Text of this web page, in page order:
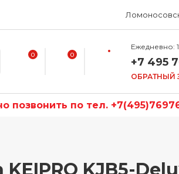
0 0
Ежедневно:
+7 495
ОБРАТНЫЙ
позвонить по тел.
KEIPRO KJB5-